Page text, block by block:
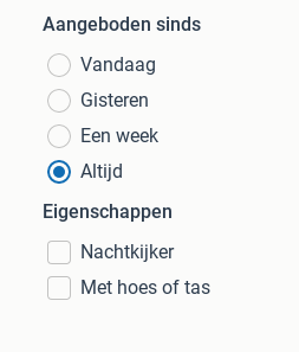
Aangeboden sinds
Vandaag
Gisteren
Een week
Altijd
Eigenschappen
Nachtkijker
Met hoes of tas